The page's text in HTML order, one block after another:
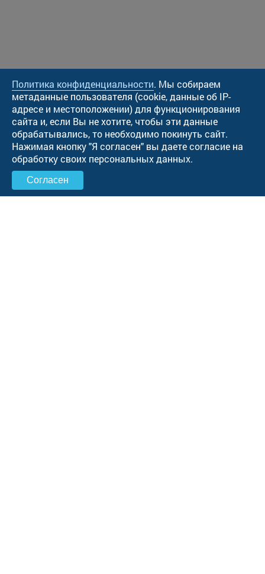
Политика конфиденциальности. Мы собираем
метаданные пользователя (cookie, данные об IP-
адресе и местоположении) для функционирования
сайта и, если Вы не хотите, чтобы эти данные
обрабатывались, то необходимо покинуть сайт.
Нажимая кнопку "Я согласен" вы даете согласие на
обработку своих персональных данных.
Согласен